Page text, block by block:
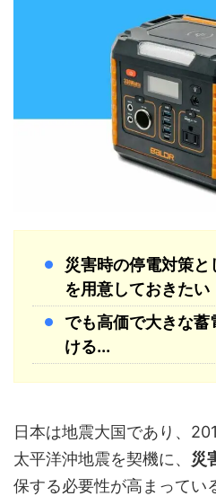
災害時の停電対策
を用意しておきたい
でも高価で大きな蓄
ける...
日本は地震大国であり、
太平洋沖地震を契機に、 災
保する必要性が高まってい